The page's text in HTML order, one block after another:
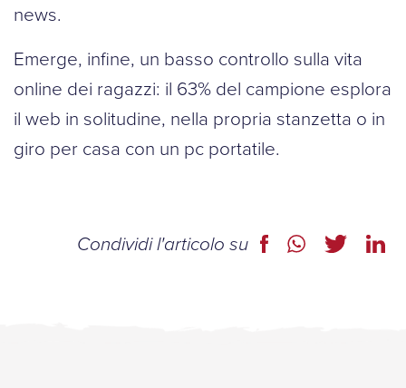
news.
Emerge, infine, un basso controllo sulla vita
online dei ragazzi: il 63% del campione esplora
il web in solitudine, nella propria stanzetta o in
giro per casa con un pc portatile.
Condividi l'articolo su